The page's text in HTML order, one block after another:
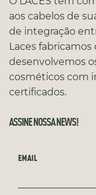
aos cabelos de
de integração
Laces
desenvolvemos
cosméticos com
certificados.
ASSINE NOSSA NEWS!
EMAIL